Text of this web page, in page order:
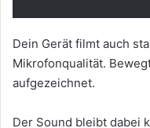
Dein Gerät filmt auch
Mikrofonqualität.
aufgezeichnet.
Der Sound bleibt dabei